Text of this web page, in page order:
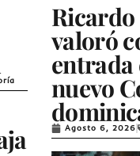
Ricardo
valoró
entrada
nuevo
Agosto 6, 2026